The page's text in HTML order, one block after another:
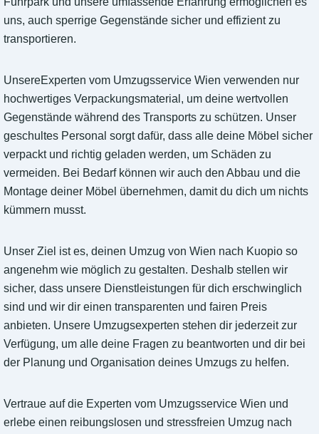
uns, auch sperrige Gegenstände sicher und effizient zu
transportieren.
UnsereExperten vom Umzugsservice Wien verwenden nur
hochwertiges Verpackungsmaterial, um deine wertvollen
Gegenstände während des Transports zu schützen. Unser
geschultes Personal sorgt dafür, dass alle deine Möbel sicher
verpackt und richtig geladen werden, um Schäden zu
vermeiden. Bei Bedarf können wir auch den Abbau und die
Montage deiner Möbel übernehmen, damit du dich um nichts
kümmern musst.
Unser Ziel ist es, deinen Umzug von Wien nach Kuopio so
angenehm wie möglich zu gestalten. Deshalb stellen wir
sicher, dass unsere Dienstleistungen für dich erschwinglich
sind und wir dir einen transparenten und fairen Preis
anbieten. Unsere Umzugsexperten stehen dir jederzeit zur
Verfügung, um alle deine Fragen zu beantworten und dir bei
der Planung und Organisation deines Umzugs zu helfen.
Vertraue auf die Experten vom Umzugsservice Wien und
erlebe einen reibungslosen und stressfreien Umzug nach